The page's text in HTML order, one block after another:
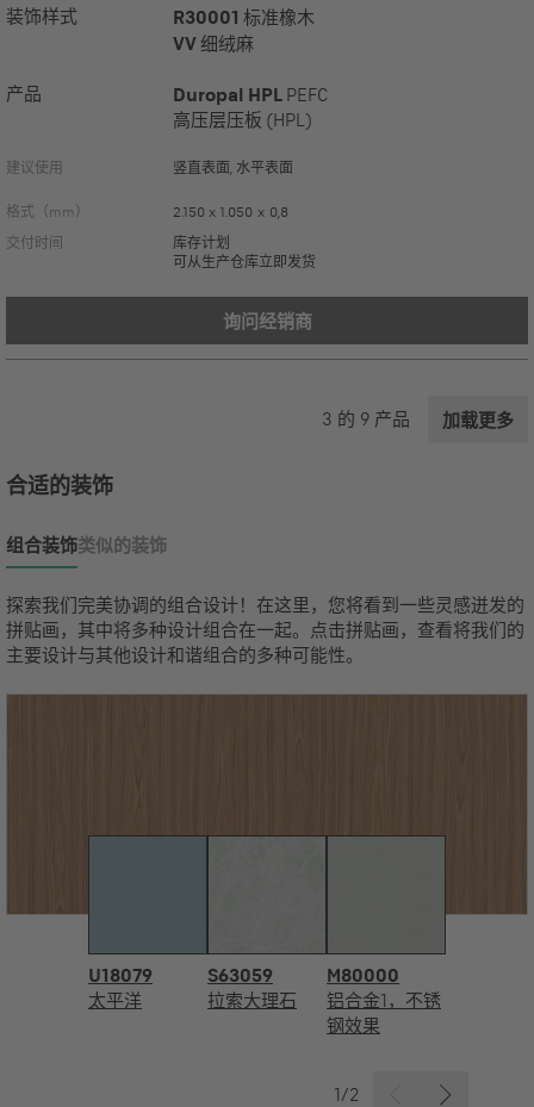
装饰样式 R30001 标准橡木
VV 细绒麻
产品 Duropal HPL PEFC
高压层压板 (HPL)
建议使用 竖直表面, 水平表面
格式（mm）
2.150 x 1.050 x 0,8
交付时间
库存计划
可从生产仓库立即发货
询问经销商
3 的 9 产品 加载更多
合适的装饰
组合装饰类似的装饰
探索我们完美协调的组合设计！在这里，您将看到一些灵感迸发的
拼贴画，其中将多种设计组合在一起。点击拼贴画，查看将我们的
主要设计与其他设计和谐组合的多种可能性。
U18079
太平洋
S63059
拉索大理石
M80000
铝合金1，不锈
钢效果
1/2